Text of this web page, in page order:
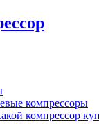
компрессоры
компрессор